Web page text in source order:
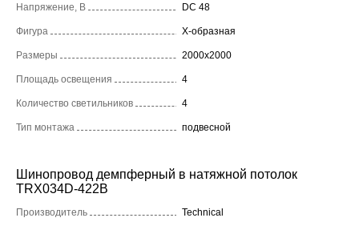
Напряжение, В DC 48
Фигура X-образная
Размеры 2000x2000
Площадь освещения 4
Количество светильников 4
Тип монтажа подвесной
Шинопровод демпферный в натяжной потолок
TRX034D-422B
Производитель Technical